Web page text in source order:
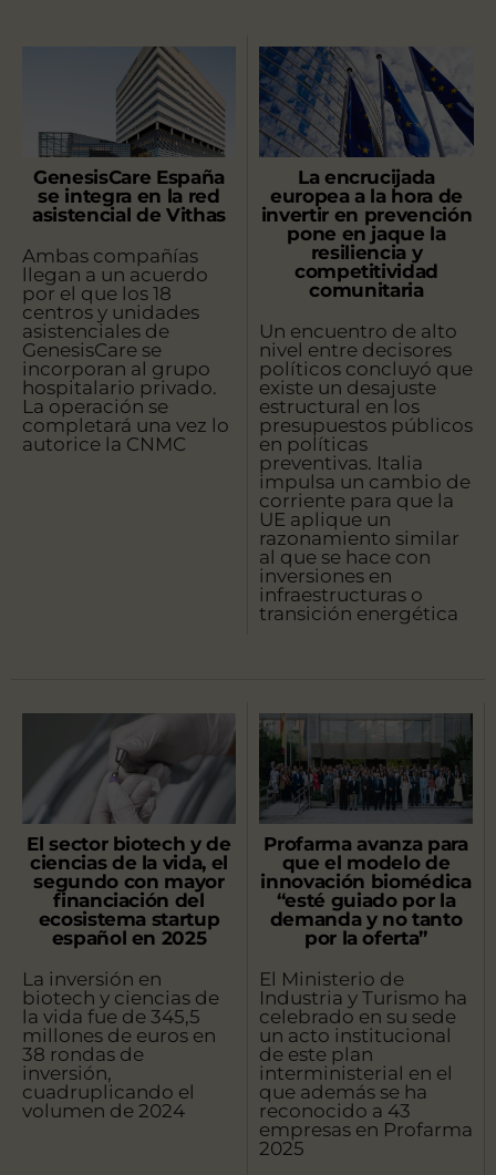
GenesisCare España
se integra en la red
asistencial de Vithas
Ambas compañías
llegan a un acuerdo
por el que los 18
centros y unidades
asistenciales de
GenesisCare se
incorporan al grupo
hospitalario privado.
La operación se
completará una vez lo
autorice la CNMC
La encrucijada
europea a la hora de
invertir en prevención
pone en jaque la
resiliencia y
competitividad
comunitaria
Un encuentro de alto
nivel entre decisores
políticos concluyó que
existe un desajuste
estructural en los
presupuestos públicos
en políticas
preventivas. Italia
impulsa un cambio de
corriente para que la
UE aplique un
razonamiento similar
al que se hace con
inversiones en
infraestructuras o
transición energética
El sector biotech y de
ciencias de la vida, el
segundo con mayor
financiación del
ecosistema startup
español en 2025
La inversión en
biotech y ciencias de
la vida fue de 345,5
millones de euros en
38 rondas de
inversión,
cuadruplicando el
volumen de 2024
Profarma avanza para
que el modelo de
innovación biomédica
“esté guiado por la
demanda y no tanto
por la oferta”
El Ministerio de
Industria y Turismo ha
celebrado en su sede
un acto institucional
de este plan
interministerial en el
que además se ha
reconocido a 43
empresas en Profarma
2025